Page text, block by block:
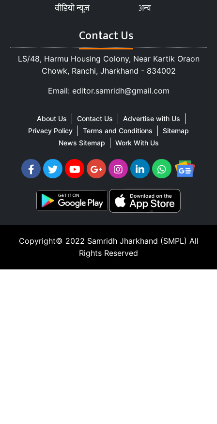
वीडियो न्यूज
अन्य
Contact Us
LS/48, Harmu Housing Colony, Near Kartik Oraon
Chowk, Ranchi, Jharkhand - 834002
Email: editor.samridh@gmail.com
About Us Contact Us
Advertise with Us
Privacy Policy
Terms and Conditions
Sitemap
News Sitemap
Work With Us
Copyright© 2022 Samridh Jharkhand (SMPL) All
Rights Reserved